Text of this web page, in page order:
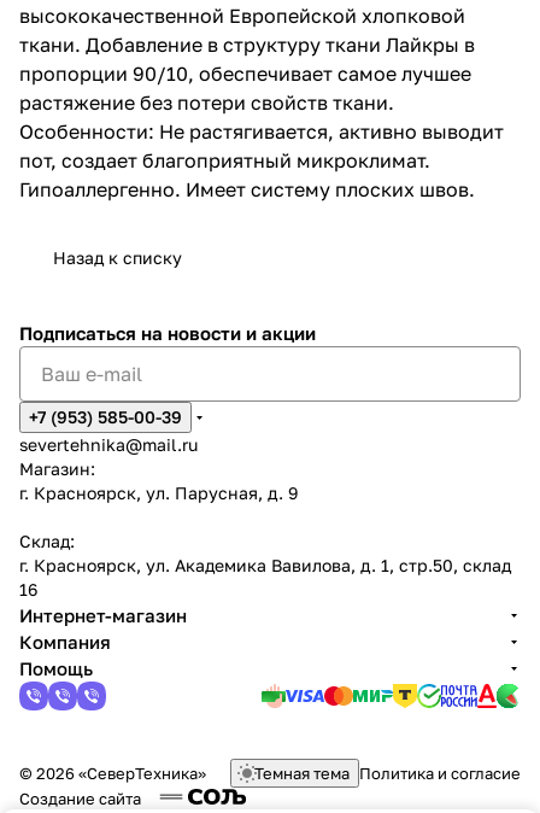
высококачественной Европейской хлопковой
ткани. Добавление в структуру ткани Лайкры в
пропорции 90/10, обеспечивает самое лучшее
растяжение без потери свойств ткани.
Особенности: Не растягивается, активно выводит
пот, создает благоприятный микроклимат.
Гипоаллергенно. Имеет систему плоских швов.
Назад к списку
Подписаться на новости и акции
+7 (953) 585-00-39
severtehnika@mail.ru
Магазин:
г. Красноярск, ул. Парусная, д. 9
Склад:
г. Красноярск, ул. Академика Вавилова, д. 1, стр.50, склад
16
Интернет-магазин
Компания
Помощь
© 2026 «СеверТехника» Темная тема Политика и согласие
Создание сайта